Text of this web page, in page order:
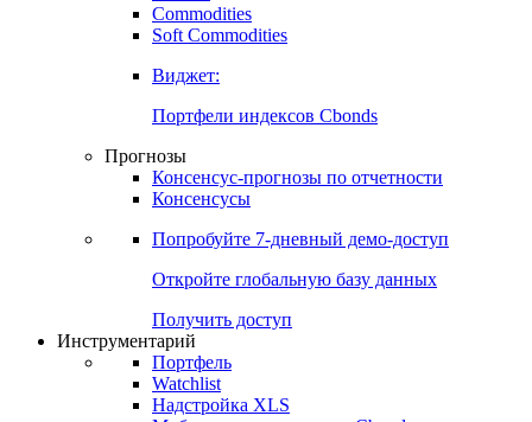
Commodities
Золото
Бензин
Soft Commodities
Виджет:
Портфели индексов Cbonds
Прогнозы
Консенсусы
Попробуйте7-дневный
Откройте глобальную базу данных
Получить доступ